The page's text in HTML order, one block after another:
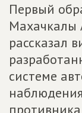
Первый
Махачкалы
рассказал
системе